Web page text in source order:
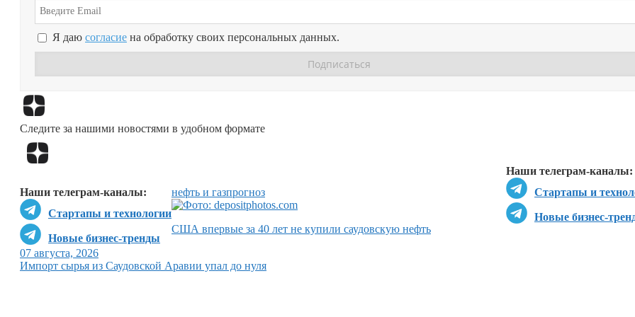
Я даю согласие на обработку своих персональных данных.
Следите за нашими новостями в удобном формате
Наши телеграм-каналы:
Стартапы и
Новые бизнес-
Наши телеграм-каналы:
Стартапы и технологии
Новые бизнес-тренды
нефть и газпрогноз
США впервые за 40 лет не купили саудовскую нефть
07 августа, 2026
Импорт сырья из Саудовской Аравии упал до нуля